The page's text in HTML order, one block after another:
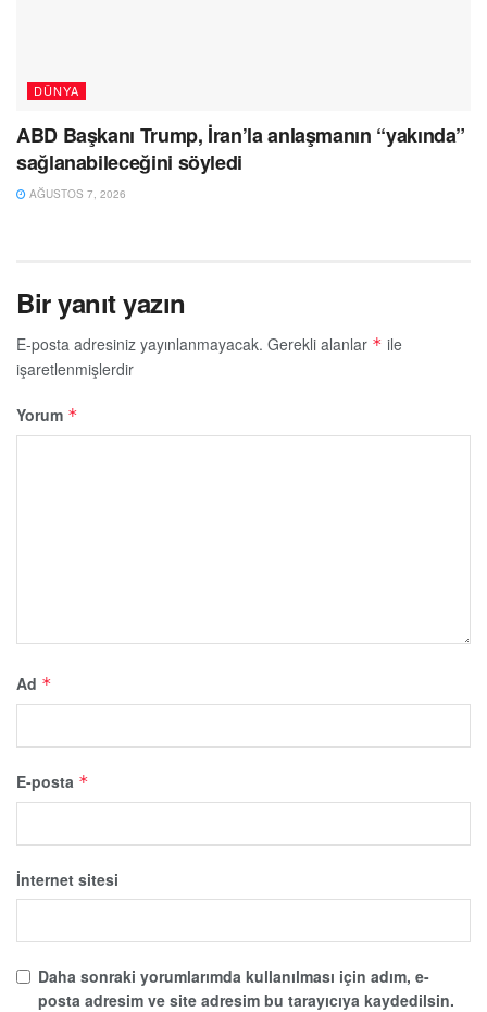
DÜNYA
ABD Başkanı Trump, İran’la anlaşmanın “yakında”
sağlanabileceğini söyledi
AĞUSTOS 7, 2026
Bir yanıt yazın
E-posta adresiniz yayınlanmayacak. Gerekli alanlar * ile
işaretlenmişlerdir
Yorum *
Ad *
E-posta *
İnternet sitesi
Daha sonraki yorumlarımda kullanılması için adım, e-
posta adresim ve site adresim bu tarayıcıya kaydedilsin.